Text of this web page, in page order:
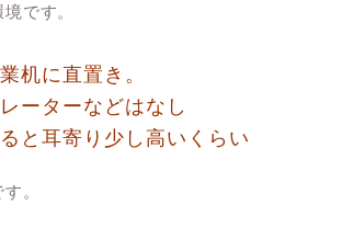
です。
机に直置き。
ーターなどはなし
と耳寄り少し高いくらい
。